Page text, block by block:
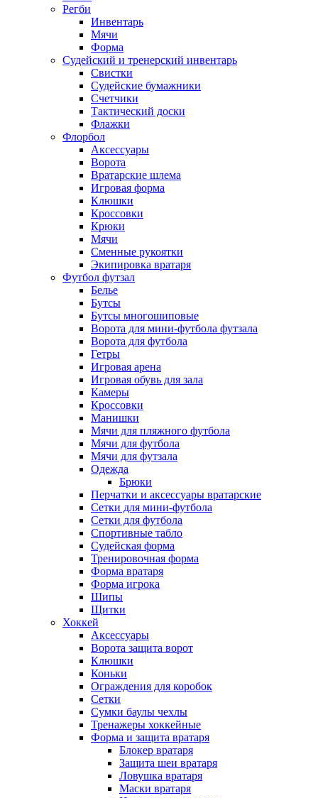
Регби
Инвентарь
Мячи
Форма
Судейский и тренерский инвентарь
Свистки
Судейские бумажники
Счетчики
Тактический доски
Флажки
Флорбол
Аксессуары
Ворота
Вратарские шлема
Игровая форма
Клюшки
Кроссовки
Крюки
Мячи
Сменные рукоятки
Экипировка вратаря
Футбол футзал
Белье
Бутсы
Бутсы многошиповые
Ворота для мини-футбола футзала
Ворота для футбола
Гетры
Игровая арена
Игровая обувь для зала
Камеры
Кроссовки
Манишки
Мячи для пляжного футбола
Мячи для футбола
Мячи для футзала
Одежда
Брюки
Перчатки и аксессуары вратарские
Сетки для мини-футбола
Сетки для футбола
Спортивные табло
Судейская форма
Тренировочная форма
Форма вратаря
Форма игрока
Шипы
Щитки
Хоккей
Аксессуары
Ворота защита ворот
Клюшки
Коньки
Ограждения для коробок
Сетки
Сумки баулы чехлы
Тренажеры хоккейные
Форма и защита вратаря
Блокер вратаря
Защита шеи вратаря
Ловушка вратаря
Маски вратаря